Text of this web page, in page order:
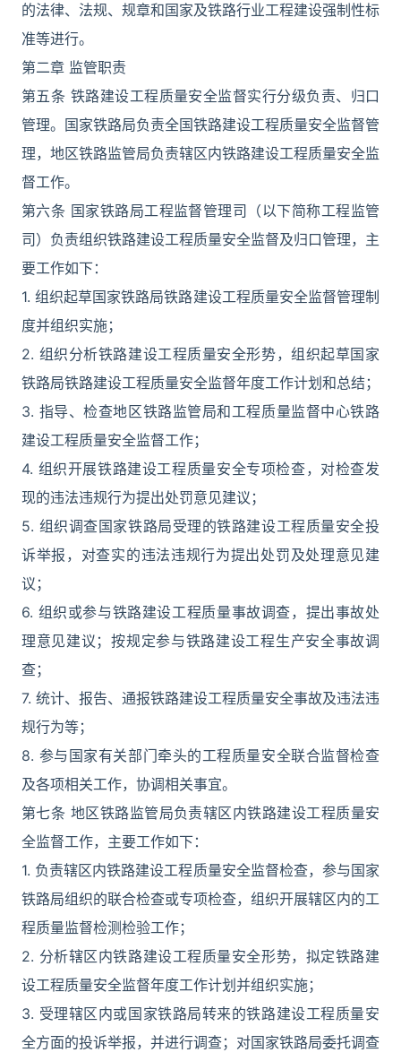
的法律、法规、规章和国家及铁路行业工程建设强制性标
准等进行。
第二章 监管职责
第五条 铁路建设工程质量安全监督实行分级负责、归口
管理。国家铁路局负责全国铁路建设工程质量安全监督管
理，地区铁路监管局负责辖区内铁路建设工程质量安全监
督工作。
第六条 国家铁路局工程监督管理司（以下简称工程监管
司）负责组织铁路建设工程质量安全监督及归口管理，主
要工作如下：
1. 组织起草国家铁路局铁路建设工程质量安全监督管理制
度并组织实施；
2. 组织分析铁路建设工程质量安全形势，组织起草国家
铁路局铁路建设工程质量安全监督年度工作计划和总结；
3. 指导、检查地区铁路监管局和工程质量监督中心铁路
建设工程质量安全监督工作；
4. 组织开展铁路建设工程质量安全专项检查，对检查发
现的违法违规行为提出处罚意见建议；
5. 组织调查国家铁路局受理的铁路建设工程质量安全投
诉举报，对查实的违法违规行为提出处罚及处理意见建
议；
6. 组织或参与铁路建设工程质量事故调查，提出事故处
理意见建议；按规定参与铁路建设工程生产安全事故调
查；
7. 统计、报告、通报铁路建设工程质量安全事故及违法违
规行为等；
8. 参与国家有关部门牵头的工程质量安全联合监督检查
及各项相关工作，协调相关事宜。
第七条 地区铁路监管局负责辖区内铁路建设工程质量安
全监督工作，主要工作如下：
1. 负责辖区内铁路建设工程质量安全监督检查，参与国家
铁路局组织的联合检查或专项检查，组织开展辖区内的工
程质量监督检测检验工作；
2. 分析辖区内铁路建设工程质量安全形势，拟定铁路建
设工程质量安全监督年度工作计划并组织实施；
3. 受理辖区内或国家铁路局转来的铁路建设工程质量安
全方面的投诉举报，并进行调查；对国家铁路局委托调查